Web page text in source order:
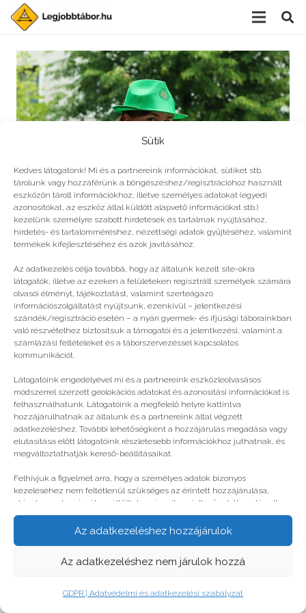
Sütik
Kedves látogatónk! Mi és a partnereink információkat, sütiket stb.
tárolunk vagy hozzáférünk a böngészéshez/regisztrációhoz használt
eszközön tárolt információkhoz, illetve személyes adatokat (egyedi
azonosítókat, az eszköz által küldött alapvető információkat stb.)
kezelünk személyre szabott hirdetések és tartalmak nyújtásához,
hirdetés- és tartalomméréshez, nézettségi adatok gyűjtéséhez, valamint
termékek kifejlesztéséhez és azok javításához.
Az adatkezelés célja továbbá, hogy az általunk kezelt site-okra
látogatók, illetve az ezeken a felületeken regisztrált személyek számára
olvasói élményt, tájékoztatást, valamint szerteágazó
információszolgáltatást nyújtsunk, ezenkívül – jelentkezési
szándék/regisztráció esetén – a nyári gyermek- és ifjúsági táborainkban
való részvételhez biztosítsuk a támogatói és a jelentkezési, valamint a
számlázási feltételeket és a táborszervezéssel kapcsolatos
kommunikációt.
Látogatóink engedélyével mi és a partnereink eszközleolvasásos
módszerrel szerzett geolokációs adatokat és azonosítási információkat is
felhasználhatunk. Látogatóink a megfelelő helyre kattintva
hozzájárulhatnak az általunk és a partnereink által végzett
adatkezeléshez. További lehetőségként a hozzájárulás megadása vagy
elutasítása előtt látogatóink részletesebb információkhoz juthatnak, és
megváltoztathatják kereső-beállításaikat.
Felhívjuk a figyelmet arra, hogy a személyes adatok bizonyos
kezeléséhez nem feltétlenül szükséges az érintett hozzájárulása,
akinek azonban jogában áll tiltakozni az ilyen jellegű adatkezelés ellen.
A beállítások csak erre a weboldalra érvényesek. Erre a webhelyre
visszatérve vagy az ADATKEZELÉSI TÁJÉKOZTATÓ, ADATVÉDELMI ÉS
Az adatkezeléshez hozzájárulok
Az adatkezeléshez nem járulok hozzá
GDPR | Adatvédelmi és adatkezelési szabályzat
Elő a napszemüveggel!
© legjobbtabor.hu
GDPR | Adatvédelmi és adatkezelési szabályzat